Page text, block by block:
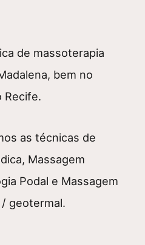
de massoterapia
bem no
Recife.
as técnicas de
Massagem
Podal e Massagem
geotermal.